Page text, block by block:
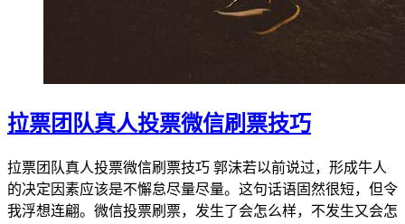
拉票团队真人投票微信刷票技巧
拉票团队真人投票微信刷票技巧 郭沫若以前说过，形成牛人
的决定因素应该是不懈怠尽量尽量。这句话语固然很短，但令
我浮想连翩。微信投票刷票，发生了会怎么样，不发生又会怎